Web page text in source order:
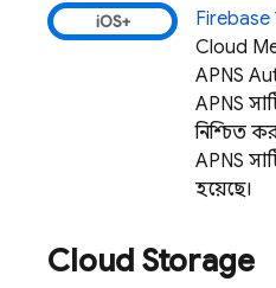
Firebase
Cloud
APNS
APNS
নিশ্চিত
APNS
হয়েছে।
Cloud Storage